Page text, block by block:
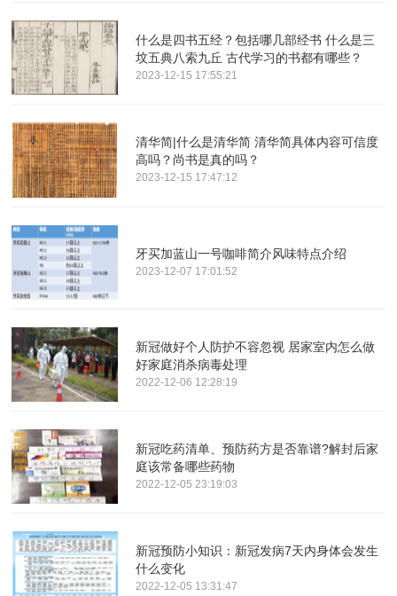
什么是四书五经？包括哪几部经书 什么是三
坟五典八索九丘 古代学习的书都有哪些？
2023-12-15 17:55:21
清华简|什么是清华简 清华简具体内容可信度
高吗？尚书是真的吗？
2023-12-15 17:47:12
牙买加蓝山一号咖啡简介风味特点介绍
2023-12-07 17:01:52
新冠做好个人防护不容忽视 居家室内怎么做
好家庭消杀病毒处理
2022-12-06 12:28:19
新冠吃药清单、预防药方是否靠谱?解封后家
庭该常备哪些药物
2022-12-05 23:19:03
新冠预防小知识：新冠发病7天内身体会发生
什么变化
2022-12-05 13:31:47